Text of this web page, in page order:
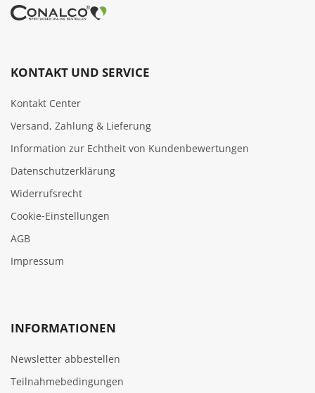
KONTAKT UND SERVICE
Kontakt Center
Versand, Zahlung & Lieferung
Information zur Echtheit von Kundenbewertungen
Datenschutzerklärung
Widerrufsrecht
Cookie‑Einstellungen
AGB
Impressum
INFORMATIONEN
Newsletter abbestellen
Teilnahmebedingungen